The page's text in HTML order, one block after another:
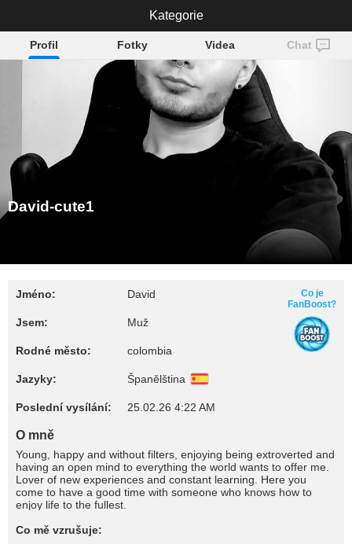
David-cute1
Profil Fotky Videa Chat
David-cute1
Jméno: David
Jsem: Muž
Rodné město: colombia
Jazyky: Španělština
Poslední vysílání: 25.02.26 4:22 AM
Co je
FanBoost?
O mně
Young, happy and without filters, enjoying being extroverted and
having an open mind to everything the world wants to offer me.
Lover of new experiences and constant learning. Here you
come to have a good time with someone who knows how to
enjoy life to the fullest.
Co mě vzrušuje:
Kategorie